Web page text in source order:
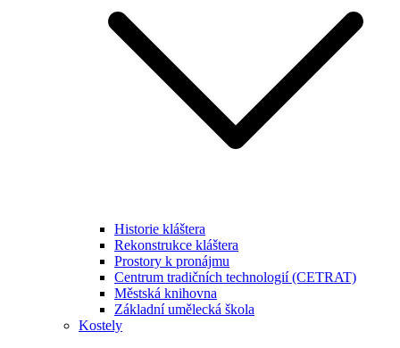
Historie kláštera
Rekonstrukce kláštera
Prostory k pronájmu
Centrum tradičních technologií (CETRAT)
Městská knihovna
Základní umělecká škola
Kostely